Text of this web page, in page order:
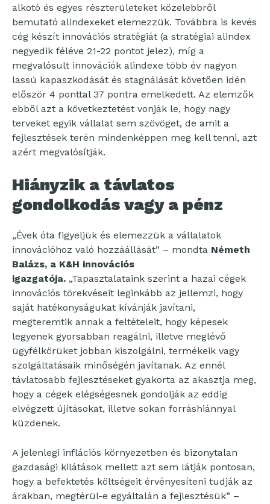
alkotó és egyes részterületeket közelebbről
bemutató alindexeket elemezzük. Továbbra is kevés
cég készít innovációs stratégiát (a stratégiai alindex
negyedik féléve 21-22 pontot jelez), míg a
megvalósult innovációk alindexe több év nagyon
lassú kapaszkodását és stagnálását követően idén
először 4 ponttal 37 pontra emelkedett. Az elemzők
ebből azt a következtetést vonják le, hogy nagy
terveket egyik vállalat sem szövöget, de amit a
fejlesztések terén mindenképpen meg kell tenni, azt
azért megvalósítják.
Hiányzik a távlatos
gondolkodás vagy a pénz
„Évek óta figyeljük és elemezzük a vállalatok
innovációhoz való hozzáállását” – mondta Németh
Balázs, a K&H innovációs
igazgatója. „Tapasztalataink szerint a hazai cégek
innovációs törekvéseit leginkább az jellemzi, hogy
saját hatékonyságukat kívánják javítani,
megteremtik annak a feltételeit, hogy képesek
legyenek gyorsabban reagálni, illetve meglévő
ügyfélkörüket jobban kiszolgálni, termékeik vagy
szolgáltatásaik minőségén javítanak. Az ennél
távlatosabb fejlesztéseket gyakorta az akasztja meg,
hogy a cégek elégségesnek gondolják az eddig
elvégzett újításokat, illetve sokan forráshiánnyal
küzdenek.
A jelenlegi inflációs környezetben és bizonytalan
gazdasági kilátások mellett azt sem látják pontosan,
hogy a befektetés költségeit érvényesíteni tudják az
árakban, megtérül-e egyáltalán a fejlesztésük” –